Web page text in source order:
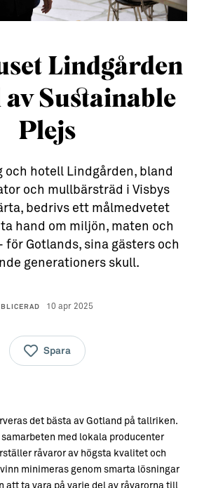
världsarv
kulturarv
och gotländska
hus
på Ön
Lindgården
av Sustainable
Plejs
och hotell Lindgården, bland
och mullbärsträd i Visbys
bedrivs ett målmedvetet
hand om miljön, maten och
för Gotlands, sina gästers och
generationers skull.
10 apr 2025
Spara
det bästa av Gotland på tallriken.
samarbeten med lokala producenter
råvaror av högsta kvalitet och
minimeras genom smarta lösningar
att ta vara på varje del av råvarorna till